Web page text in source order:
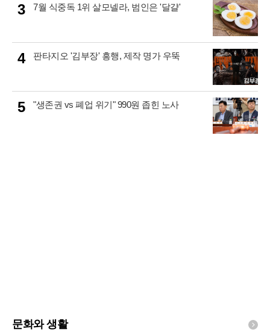
3 7월 식중독 1위 살모넬라, 범인은 '달걀'
4 판타지오 '김부장' 흥행, 제작 명가 우뚝
5 "생존권 vs 폐업 위기" 990원 좁힌 노사
문화와 생활